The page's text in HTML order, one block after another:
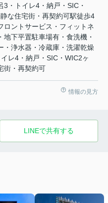
3・トイレ4・納戸・SIC・
な住宅街・再契約可駅徒歩4
ロントサービス・フィットネ
地下平置駐車場有・食洗機・
・浄水器・冷蔵庫・洗濯乾燥
レ4・納戸・SIC・WIC2ヶ
街・再契約可
情報の見方
LINEで共有する